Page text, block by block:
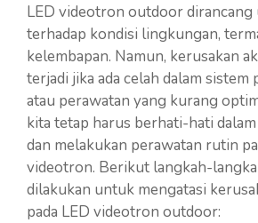
LED videotron outdoor dirancang
terhadap kondisi lingkungan,
kelembapan. Namun, kerusakan
terjadi jika ada celah dalam
atau perawatan yang kurang
kita tetap harus berhati-hati
dan melakukan perawatan rutin
videotron. Berikut langkah-
dilakukan untuk mengatasi
pada LED videotron outdoor: